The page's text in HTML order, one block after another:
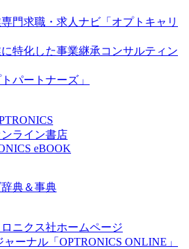
門求職・求人ナビ「オプトキャリ
特化した事業継承コンサルティン
トパートナーズ」
ライン書店
eBOOK
典＆事典
ニクス社ホームページ
ャーナル「OPTRONICS ONLINE」